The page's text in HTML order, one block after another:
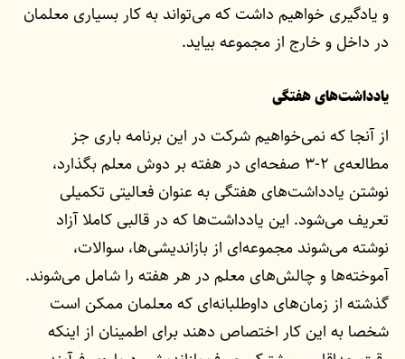
و یادگیری خواهیم داشت که می‌تواند به کار بسیاری معلمان
در داخل و خارج از مجموعه بیاید.
یادداشت‌های هفتگی
از آنجا که نمی‌خواهیم شرکت در این برنامه باری جز
مطالعه‌ی ۲-۳ صفحه‌ای در هفته بر دوش معلم بگذارد،
نوشتن یادداشت‌های هفتگی به عنوان فعالیتی تکمیلی
تعریف می‌شود. این یادداشت‌ها که در قالبی کاملا آزاد
نوشته می‌شوند مجموعه‌ای از بازاندیشی‌ها، سوالات،
آموخته‌ها و چالش‌های معلم در هر هفته را شامل می‌شوند.
گذشته از زمان‌های داوطلبانه‌ای که معلمان ممکن است
شخصا به این کار اختصاص دهند برای اطمینان از اینکه